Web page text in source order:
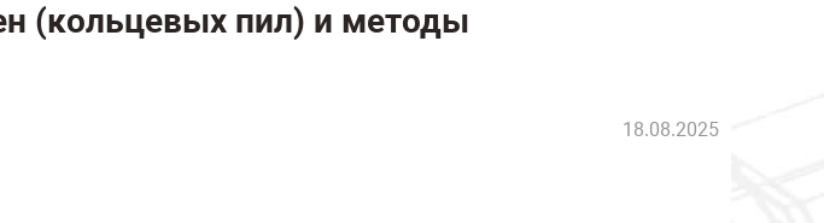
(кольцевых пил) и методы
18.08.2025